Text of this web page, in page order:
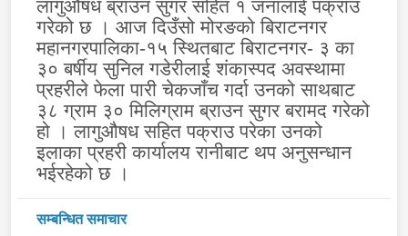
लागुऔषध ब्राउन सुगर सहित १ जनालाई पक्राउ
गरेको छ । आज दिउँसो मोरङको बिराटनगर
महानगरपालिका-१५ स्थितबाट बिराटनगर- ३ का
३० बर्षीय सुनिल गडेरीलाई शंकास्पद अवस्थामा
प्रहरीले फेला पारी चेकजाँच गर्दा उनको साथबाट
३८ ग्राम ३० मिलिग्राम ब्राउन सुगर बरामद गरेको
हो । लागुऔषध सहित पक्राउ परेका उनको
इलाका प्रहरी कार्यालय रानीबाट थप अनुसन्धान
भईरहेको छ ।
सम्बन्धित समाचार